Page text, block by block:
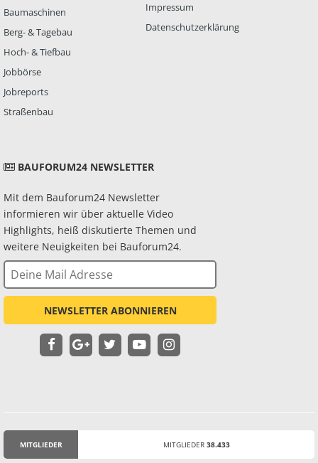
Baumaschinen
Berg- & Tagebau
Hoch- & Tiefbau
Jobbörse
Jobreports
Straßenbau
Impressum
Datenschutzerklärung
BAUFORUM24 NEWSLETTER
Mit dem Bauforum24 Newsletter
informieren wir über aktuelle Video
Highlights, heiß diskutierte Themen und
weitere Neuigkeiten bei Bauforum24.
NEWSLETTER ABONNIEREN
MITGLIEDER MITGLIEDER 38.433